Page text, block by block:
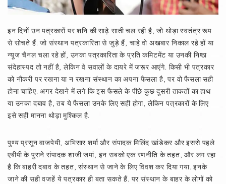
इन दिनों उन पत्रकारों पर शनि की साढ़े साती चल रही है, जो थोड़ा स्वतंत्र रूप
से सोचते हैं. जो संस्थान पत्रकारिता से जुड़े हैं, चाहे वो अखबार निकाल रहे हों या
न्यूज चैनल चला रहे हों, उनका पत्रकारिता के प्रति कमिटमेंट या उनकी निष्ठा
संदेहास्पद तो नहीं है, लेकिन वे सवालों के दायरे में जरूर आएंगे. किसी भी पत्रकार
को नौकरी पर रखना या न रखना संस्थान का अपना फैसला है, पर वो फैसला सही
होना चाहिए. अगर देखने में लगे कि इस फैसले के पीछे कुछ दूसरी ताकतों का हाथ
या उनका दबाव है, तब ये फैसला उनके लिए सही होगा, लेकिन पत्रकारों के लिए
इसे सही मानना थोड़ा मुश्किल है.
पुण्य प्रसून वाजपेयी, अभिसार शर्मा और संपादक मिलिंद खांडेकर और इससे पहले
एबीपी के पुराने संपादक शाजी जमां, इन सबको एक रणनीति के तहत, और लग रहा
है कि बाहरी दबाव के तहत, संस्थान से जाने के लिए विवश कर दिया गया. इनके
जाने की सही वजहें ये पत्रकार ही बता सकते हैं. पर संस्थान के बाहर के लोगों को